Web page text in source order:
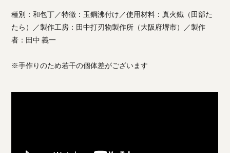
種別：和包丁／特徴：玉鋼沸付け／使用材料：真火鐵（田部た
たら）／製作工房：田中打刃物製作所（大阪府堺市）／製作
者：田中 義一
※手作りのため若干の個体差がございます